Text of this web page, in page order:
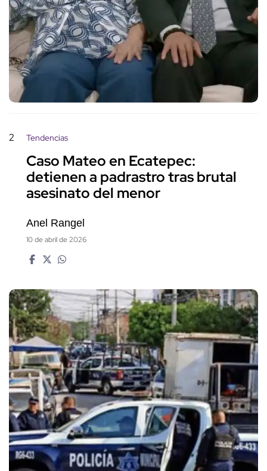
2 Tendencias
Caso Mateo en Ecatepec:
detienen a padrastro tras brutal
asesinato del menor
Anel Rangel
10 de abril de 2026